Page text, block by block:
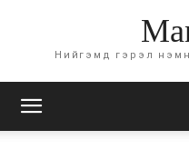
Нийгэмд гэрэл